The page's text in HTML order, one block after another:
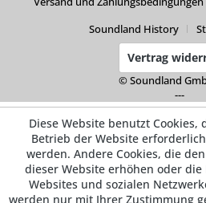
Soundland History
Vertrag
© Soundland
---
Diese Website benutzt
Betrieb der Website
werden. Andere Cookies, die
dieser Website erhöhen oder
Websites und sozialen
werden nur mit Ihrer Zustimmung